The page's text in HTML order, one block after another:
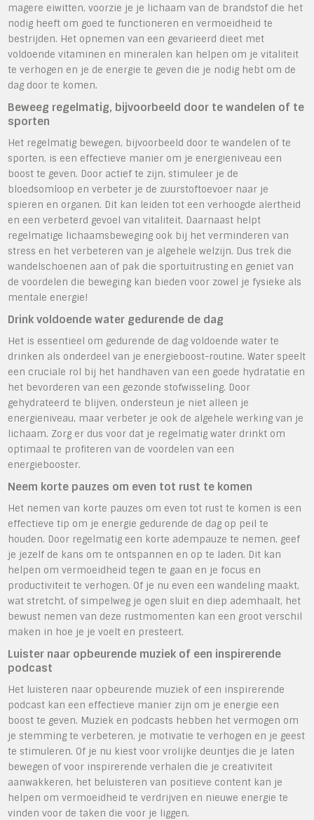
magere eiwitten, voorzie je je lichaam van de brandstof die het
nodig heeft om goed te functioneren en vermoeidheid te
bestrijden. Het opnemen van een gevarieerd dieet met
voldoende vitaminen en mineralen kan helpen om je vitaliteit
te verhogen en je de energie te geven die je nodig hebt om de
dag door te komen.
Beweeg regelmatig, bijvoorbeeld door te wandelen of te
sporten
Het regelmatig bewegen, bijvoorbeeld door te wandelen of te
sporten, is een effectieve manier om je energieniveau een
boost te geven. Door actief te zijn, stimuleer je de
bloedsomloop en verbeter je de zuurstoftoevoer naar je
spieren en organen. Dit kan leiden tot een verhoogde alertheid
en een verbeterd gevoel van vitaliteit. Daarnaast helpt
regelmatige lichaamsbeweging ook bij het verminderen van
stress en het verbeteren van je algehele welzijn. Dus trek die
wandelschoenen aan of pak die sportuitrusting en geniet van
de voordelen die beweging kan bieden voor zowel je fysieke als
mentale energie!
Drink voldoende water gedurende de dag
Het is essentieel om gedurende de dag voldoende water te
drinken als onderdeel van je energieboost-routine. Water speelt
een cruciale rol bij het handhaven van een goede hydratatie en
het bevorderen van een gezonde stofwisseling. Door
gehydrateerd te blijven, ondersteun je niet alleen je
energieniveau, maar verbeter je ook de algehele werking van je
lichaam. Zorg er dus voor dat je regelmatig water drinkt om
optimaal te profiteren van de voordelen van een
energiebooster.
Neem korte pauzes om even tot rust te komen
Het nemen van korte pauzes om even tot rust te komen is een
effectieve tip om je energie gedurende de dag op peil te
houden. Door regelmatig een korte adempauze te nemen, geef
je jezelf de kans om te ontspannen en op te laden. Dit kan
helpen om vermoeidheid tegen te gaan en je focus en
productiviteit te verhogen. Of je nu even een wandeling maakt,
wat stretcht, of simpelweg je ogen sluit en diep ademhaalt, het
bewust nemen van deze rustmomenten kan een groot verschil
maken in hoe je je voelt en presteert.
Luister naar opbeurende muziek of een inspirerende
podcast
Het luisteren naar opbeurende muziek of een inspirerende
podcast kan een effectieve manier zijn om je energie een
boost te geven. Muziek en podcasts hebben het vermogen om
je stemming te verbeteren, je motivatie te verhogen en je geest
te stimuleren. Of je nu kiest voor vrolijke deuntjes die je laten
bewegen of voor inspirerende verhalen die je creativiteit
aanwakkeren, het beluisteren van positieve content kan je
helpen om vermoeidheid te verdrijven en nieuwe energie te
vinden voor de taken die voor je liggen.